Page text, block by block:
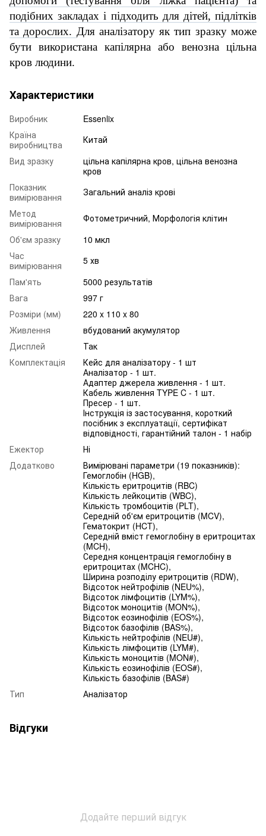
подібних закладах і підходить для дітей, підлітків
та дорослих. Для аналізатору як тип зразку може
бути використана капілярна або венозна цільна
кров людини.
Характеристики
Виробник
Essenlix
Країна
виробництва
Китай
Вид зразку
цільна капілярна кров, цільна венозна
кров
Показник
вимірювання
Загальний аналіз крові
Метод
вимірювання
Фотометричний, Морфологія клітин
Об'єм зразку
10 мкл
Час
вимірювання
5 хв
Пам'ять
5000 результатів
Вага
997 г
Розміри (мм)
220 x 110 x 80
Живлення
вбудований акумулятор
Дисплей
Так
Комплектація
Кейс для аналізатору - 1 шт
Аналізатор - 1 шт.
Адаптер джерела живлення - 1 шт.
Кабель живлення TYPE C - 1 шт.
Пресер - 1 шт.
Інструкція із застосування, короткий
посібник з експлуатації, сертифікат
відповідності, гарантійний талон - 1 набір
Ежектор
Ні
Додатково
Вимірювані параметри (19 показників):
Гемоглобін (HGB),
Кількість еритроцитів (RBC)
Кількість лейкоцитів (WBC),
Кількість тромбоцитів (PLT),
Середній об'єм еритроцитів (MCV),
Гематокрит (HCT),
Середній вміст гемоглобіну в еритроцитах
(MCH),
Середня концентрація гемоглобіну в
еритроцитах (MCHC),
Ширина розподілу еритроцитів (RDW),
Відсоток нейтрофілів (NEU%),
Відсоток лімфоцитів (LYM%),
Відсоток моноцитів (MON%),
Відсоток еозинофілів (EOS%),
Відсоток базофілів (BAS%),
Кількість нейтрофілів (NEU#),
Кількість лімфоцитів (LYM#),
Кількість моноцитів (MON#),
Кількість еозинофілів (EOS#),
Кількість базофілів (BAS#)
Тип
Аналізатор
Відгуки
Додайте перший відгук